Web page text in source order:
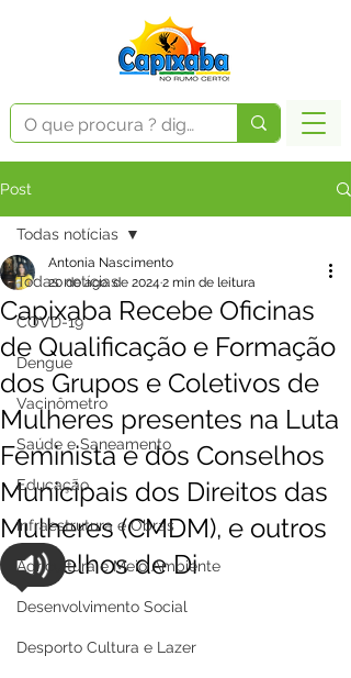
Post
Todas notícias
COVD-19
Dengue
Vacinômetro
Saúde e Saneamento
Educação
Infraestrutura e Obras
Agricultura e Meio Ambiente
Desenvolvimento Social
Desporto Cultura e Lazer
Todas notícias
Capixaba Recebe Oficinas
de Qualificação e Formação
dos Grupos e Coletivos de
Mulheres presentes na Luta
Feminista e dos Conselhos
Municipais dos Direitos das
Mulheres (CMDM), e outros
Conselhos de Di
Antonia Nascimento
20 de ago. de 2024 2 min de leitura